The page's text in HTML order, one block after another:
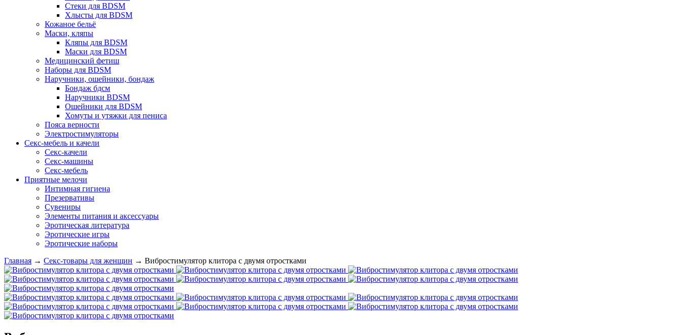
Стеки для BDSM
Хлысты для BDSM
Кожаное бельё
Маски, кляпы
Кляпы для BDSM
Маски для BDSM
Медицинский фетиш
Наборы для BDSM
Наручники, ошейники, бондаж
Бондаж бдсм
Наручники BDSM
Ошейники для BDSM
Хомуты и утяжки для пениса
Пояса верности
Электростимуляторы
Секс-мебель и качели
Секс-качели
Секс-машины
Секс-мебель
Приятные мелочи
Интимная гигиена
Презервативы
Сувениры
Элементы питания и аксессуары
Эротическая литература
Эротические игры
Эротические наборы
Главная → Секс-товары для женщин → Вибростимулятор клитора с двумя отростками